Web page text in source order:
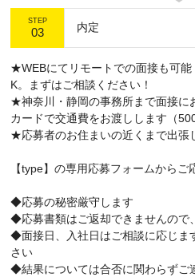
STEP
03 内定
★WEBにてリモートでの面接も可
K。まずはご相談ください！
★神奈川・静岡の事務所まで面接に
カードで交通費をお渡しします（
★応募者のお住まいの近くまで出張
【type】の専用応募フォームからご
◆応募の秘密厳守します
◆応募書類はご返却できませんので
◆面接日、入社日はご相談に応じま
さい
◆結果については合否に関わらずご